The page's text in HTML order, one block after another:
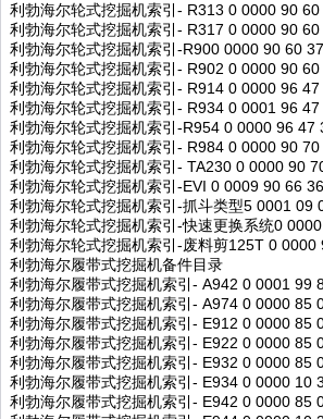
利勃海尔轮式挖掘机索引- R313 0 0000 90
利勃海尔轮式挖掘机索引- R317 0 0000 90
利勃海尔轮式挖掘机索引-R900 0000 90 60
利勃海尔轮式挖掘机索引- R902 0 0000 90
利勃海尔轮式挖掘机索引- R914 0 0000 96
利勃海尔轮式挖掘机索引- R934 0 0001 96
利勃海尔轮式挖掘机索引-R954 0 0000 96 47
利勃海尔轮式挖掘机索引- R984 0 0000 90
利勃海尔轮式挖掘机索引- TA230 0 0000 90
利勃海尔轮式挖掘机索引-EVI 0 0009 90 66
利勃海尔轮式挖掘机索引-抓斗类型5 0001 09
利勃海尔轮式挖掘机索引-快速更换系统0
利勃海尔轮式挖掘机索引-废料剪125T 0 0000
利勃海尔履带式挖掘机备件目录
利勃海尔履带式挖掘机索引- A942 0 0001 99
利勃海尔履带式挖掘机索引- A974 0 0000 85
利勃海尔履带式挖掘机索引- E912 0 0000 85
利勃海尔履带式挖掘机索引- E922 0 0000 85
利勃海尔履带式挖掘机索引- E932 0 0000 85
利勃海尔履带式挖掘机索引- E934 0 0000 10
利勃海尔履带式挖掘机索引- E942 0 0000 85